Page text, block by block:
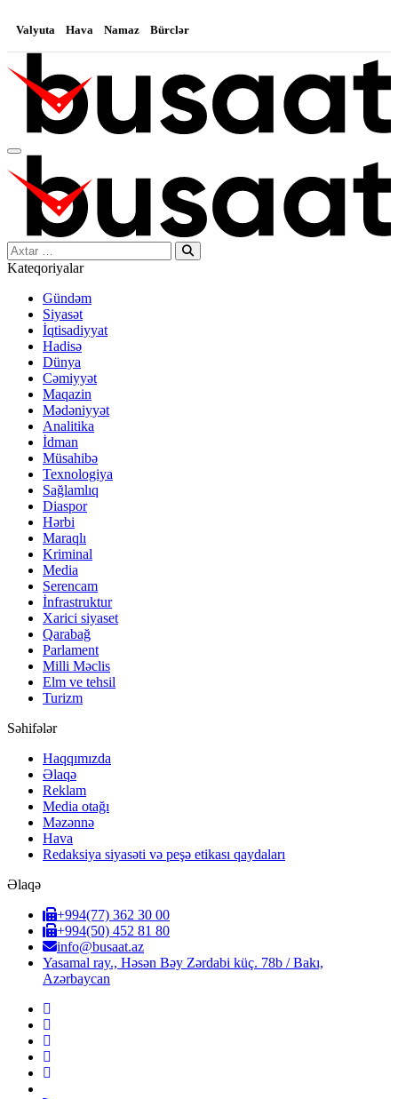
Valyuta Hava Namaz Bürclər
Search…
Kateqoriyalar
Gündəm
Siyasət
İqtisadiyyat
Hadisə
Dünya
Cəmiyyət
Maqazin
Mədəniyyət
Analitika
İdman
Müsahibə
Texnologiya
Sağlamlıq
Diaspor
Hərbi
Maraqlı
Kriminal
Media
Serencam
İnfrastruktur
Xarici siyaset
Qarabağ
Parlament
Milli Məclis
Elm ve tehsil
Turizm
Səhifələr
Haqqımızda
Əlaqə
Reklam
Media otağı
Məzənnə
Hava
Redaksiya siyasəti və peşə etikası qaydaları
Əlaqə
+994(77) 362 30 00
+994(50) 452 81 80
info@busaat.az
Yasamal ray., Həsən Bəy Zərdabi küç. 78b / Bakı,
Azərbaycan